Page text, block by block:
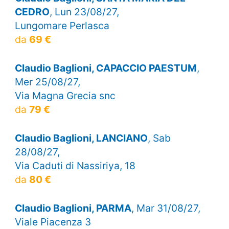
CEDRO, Lun 23/08/27,
Lungomare Perlasca
da 69 €
Claudio Baglioni, CAPACCIO PAESTUM,
Mer 25/08/27,
Via Magna Grecia snc
da 79 €
Claudio Baglioni, LANCIANO, Sab
28/08/27,
Via Caduti di Nassiriya, 18
da 80 €
Claudio Baglioni, PARMA, Mar 31/08/27,
Viale Piacenza 3